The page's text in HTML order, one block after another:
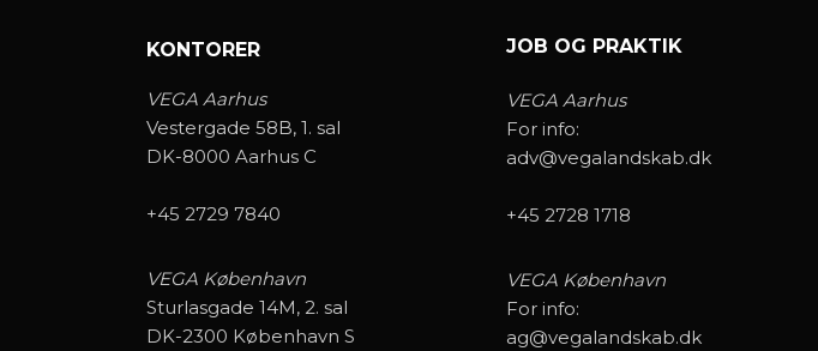
KONTORER
VEGA Aarhus
Vestergade 58B, 1. sal
DK-8000 Aarhus C
+45 2729 7840
VEGA København
Sturlasgade 14M, 2. sal
DK-2300 København S
JOB OG PRAKTIK
VEGA Aarhus
For info:
adv@vegalandskab.dk
+45 2728 1718
VEGA København
For info:
ag@vegalandskab.dk